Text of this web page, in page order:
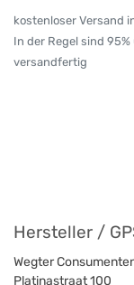
kostenloser Versand
In der Regel sind
versandfertig
Hersteller /
Wegter
Platinastraat 100